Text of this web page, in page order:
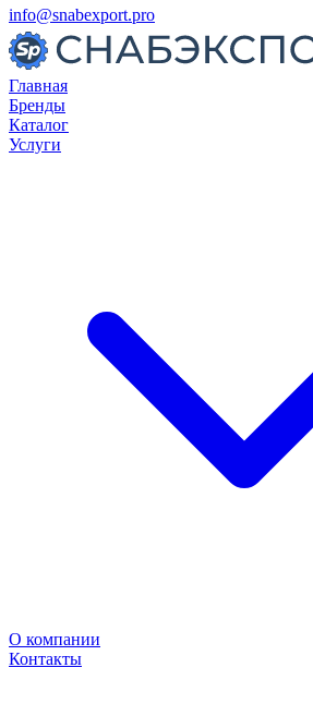
info@snabexport.pro
Главная
Бренды
Каталог
Услуги
О компании
Контакты